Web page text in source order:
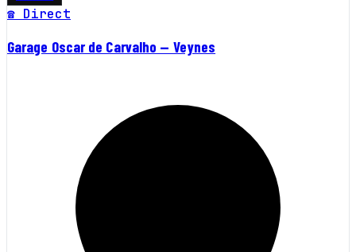
☎ Direct
Garage Oscar de Carvalho — Veynes